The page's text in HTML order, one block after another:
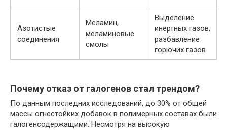
Азотистые
соединения
Меламин,
меламиновые
смолы
Выделение
инертных газов,
разбавление
горючих газов
Почему отказ от галогенов стал трендом?
По данным последних исследований, до 30% от общей
массы огнестойких добавок в полимерных составах были
галогенсодержащими. Несмотря на высокую